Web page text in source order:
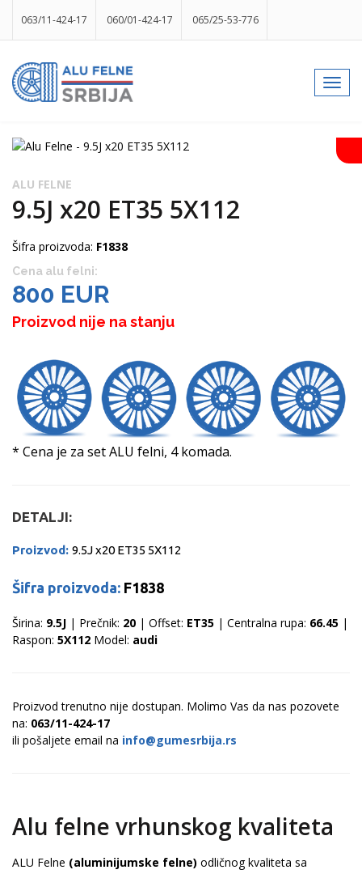
063/11-424-17 060/01-424-17 065/25-53-776
info@gumesrbija.rs
ALU FELNE
9.5J x20 ET35 5X112
Šifra proizvoda: F1838
Cena alu felni:
800 EUR
Proizvod nije na stanju
* Cena je za set ALU felni, 4 komada.
DETALJI:
Proizvod: 9.5J x20 ET35 5X112
Šifra proizvoda: F1838
Širina: 9.5J | Prečnik: 20 | Offset: ET35 | Centralna rupa: 66.45 |
Raspon: 5X112 Model: audi
Proizvod trenutno nije dostupan. Molimo Vas da nas pozovete
na: 063/11-424-17
ili pošaljete email na info@gumesrbija.rs
Alu felne vrhunskog kvaliteta
ALU Felne (aluminijumske felne) odličnog kvaliteta sa